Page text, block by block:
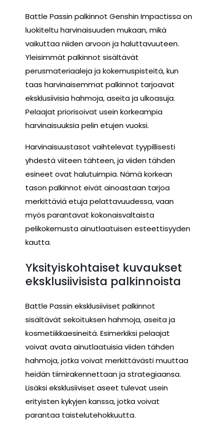
Battle Passin palkinnot Genshin Impactissa on
luokiteltu harvinaisuuden mukaan, mikä
vaikuttaa niiden arvoon ja haluttavuuteen.
Yleisimmät palkinnot sisältävät
perusmateriaaleja ja kokemuspisteitä, kun
taas harvinaisemmat palkinnot tarjoavat
eksklusiivisia hahmoja, aseita ja ulkoasuja.
Pelaajat priorisoivat usein korkeampia
harvinaisuuksia pelin etujen vuoksi.
Harvinaisuustasot vaihtelevat tyypillisesti
yhdestä viiteen tähteen, ja viiden tähden
esineet ovat halutuimpia. Nämä korkean
tason palkinnot eivät ainoastaan tarjoa
merkittäviä etuja pelattavuudessa, vaan
myös parantavat kokonaisvaltaista
pelikokemusta ainutlaatuisen esteettisyyden
kautta.
Yksityiskohtaiset kuvaukset
eksklusiivisista palkinnoista
Battle Passin eksklusiiviset palkinnot
sisältävät sekoituksen hahmoja, aseita ja
kosmetiikkaesineitä. Esimerkiksi pelaajat
voivat avata ainutlaatuisia viiden tähden
hahmoja, jotka voivat merkittävästi muuttaa
heidän tiimirakennettaan ja strategiaansa.
Lisäksi eksklusiiviset aseet tulevat usein
erityisten kykyjen kanssa, jotka voivat
parantaa taistelutehokkuutta.